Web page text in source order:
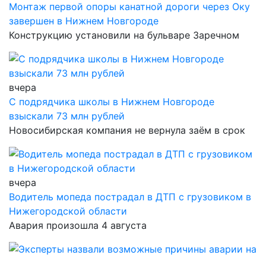
Монтаж первой опоры канатной дороги через Оку
завершен в Нижнем Новгороде
Конструкцию установили на бульваре Заречном
вчера
С подрядчика школы в Нижнем Новгороде
взыскали 73 млн рублей
Новосибирская компания не вернула заём в срок
вчера
Водитель мопеда пострадал в ДТП с грузовиком в
Нижегородской области
Авария произошла 4 августа